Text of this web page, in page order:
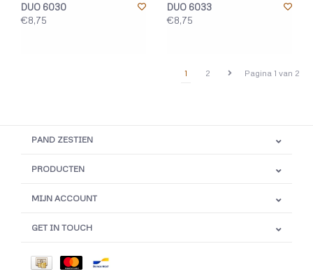
DUO 6030
€8,75
DUO 6033
€8,75
Pagina 1 van 2
1 2
PAND ZESTIEN
PRODUCTEN
MIJN ACCOUNT
GET IN TOUCH